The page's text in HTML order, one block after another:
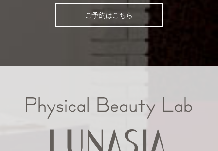
ご予約はこちら